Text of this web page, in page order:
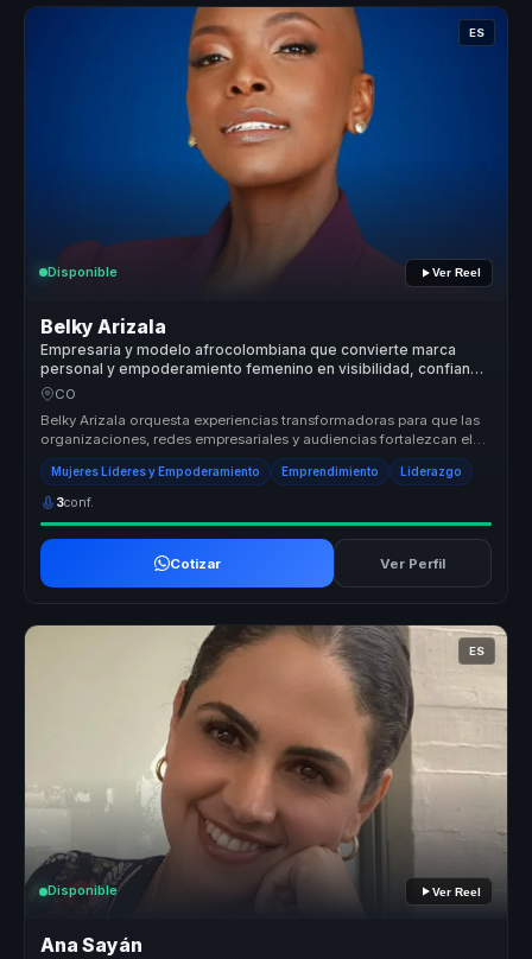
ES
Disponible Ver Reel
Belky Arizala
Empresaria y modelo afrocolombiana que convierte marca
personal y empoderamiento femenino en visibilidad, confianza
y acción para mujeres líderes.
CO
Belky Arizala orquesta experiencias transformadoras para que las
organizaciones, redes empresariales y audiencias fortalezcan el
liderazg...
Mujeres Líderes y Empoderamiento Emprendimiento Liderazgo
3conf.
Cotizar Ver Perfil
ES
Disponible Ver Reel
Ana Sayán